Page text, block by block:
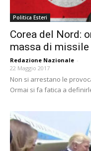
Politica Esteri
Corea del Nord:
massa di missile
Redazione Nazionale -
22 Maggio 2017
Non si arrestano le
Ormai si fa fatica a